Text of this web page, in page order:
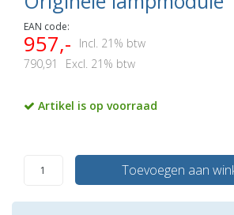
EAN code:
957,-
Incl. 21% btw
790,91
Excl. 21% btw
Artikel is op voorraad
Toevoegen aan